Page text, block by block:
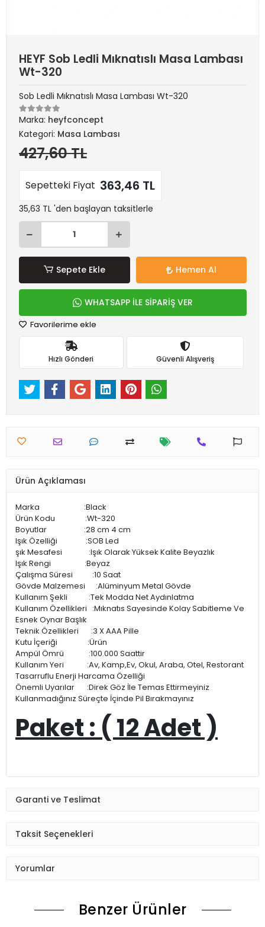
HEYF Sob Ledli Mıknatıslı Masa Lambası
Wt-320
Sob Ledli Mıknatıslı Masa Lambası Wt-320
Marka: heyfconcept
Kategori: Masa Lambası
427,60 TL
Sepetteki Fiyat 363,46 TL
35,63 TL 'den başlayan taksitlerle
Sepete Ekle Hemen Al
WHATSAPP İLE SİPARİŞ VER
Favorilerime ekle
Hızlı Gönderi Güvenli Alışveriş
Ürün Açıklaması
Marka :Black
Ürün Kodu :Wt-320
Boyutlar :28 cm 4 cm
Işık Özelliği :SOB Led
şık Mesafesi :Işık Olarak Yüksek Kalite Beyazlık
Işık Rengi :Beyaz
Çalışma Süresi :10 Saat
Gövde Malzemesi :Alüminyum Metal Gövde
Kullanım Şekli :Tek Modda Net Aydınlatma
Kullanım Özellikleri :Mıknatıs Sayesinde Kolay Sabitleme Ve
Esnek Oynar Başlık
Teknik Özellikleri :3 X AAA Pille
Kutu İçeriği :Ürün
Ampül Ömrü :100.000 Saattir
Kullanım Yeri :Av, Kamp,Ev, Okul, Araba, Otel, Restorant
Tasarruflu Enerji Harcama Özelliği
Önemli Uyarılar :Direk Göz İle Temas Ettirmeyiniz
Kullanmadığınız Süreçte İçinde Pil Bırakmayınız
Paket : ( 12 Adet )
Garanti ve Teslimat
Taksit Seçenekleri
Yorumlar
Benzer Ürünler